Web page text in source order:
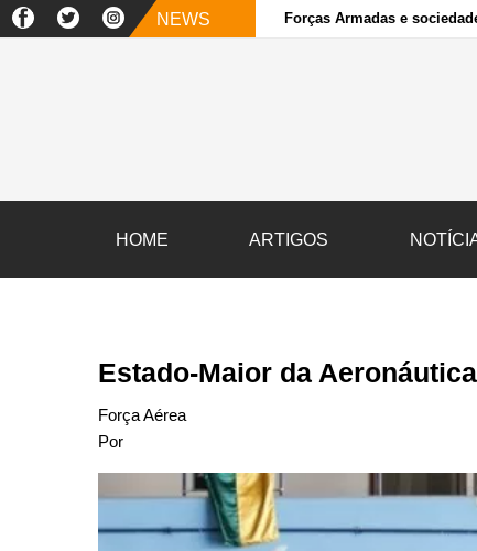
NEWS Forças Armadas e
HOME ARTIGOS
Estado-Maior da
Força Aérea
Por